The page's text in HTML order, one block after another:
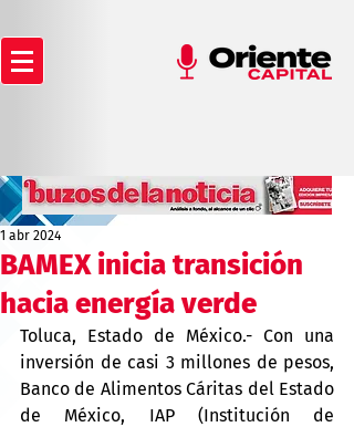
BAMEX inicia transición
hacia energía verde
1 abr 2024
Toluca, Estado de México.- Con una
inversión de casi 3 millones de pesos,
Banco de Alimentos Cáritas del Estado
de México, IAP (Institución de